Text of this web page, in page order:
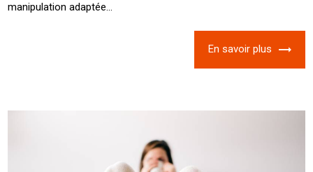
manipulation adaptée...
En savoir plus